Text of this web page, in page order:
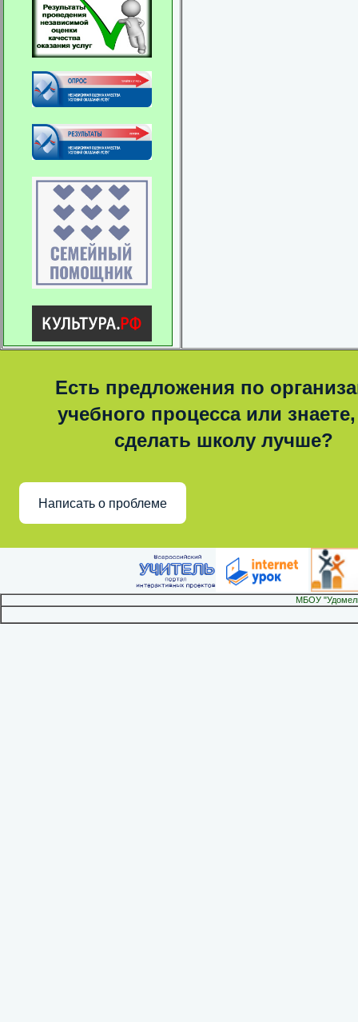
Есть предложения по
учебного процесса или знаете,
сделать школу лучше?
Написать о проблеме
МБОУ